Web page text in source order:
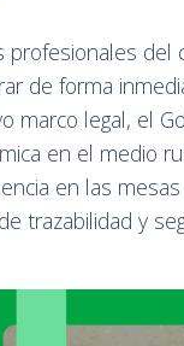
del
de forma
marco legal, el
en el medio
en las
trazabilidad y